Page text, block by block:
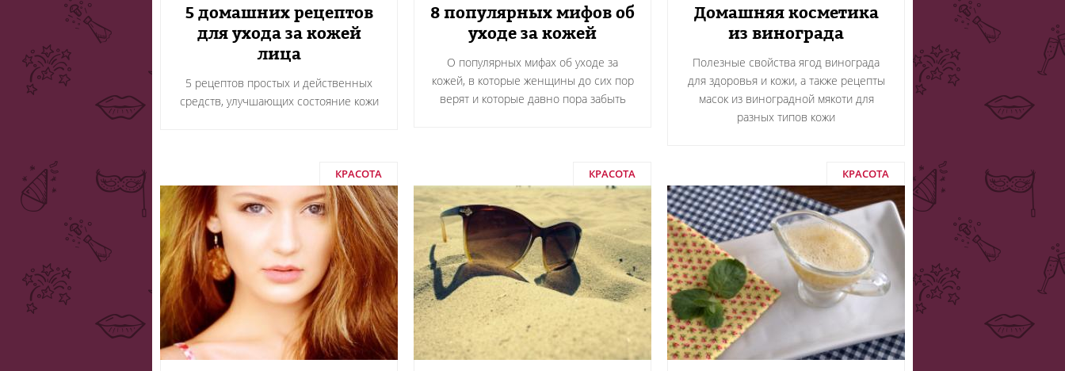
5 домашних рецептов
для ухода за кожей
лица
5 рецептов простых и действенных
средств, улучшающих состояние кожи
8 популярных мифов об
уходе за кожей
О популярных мифах об уходе за
кожей, в которые женщины до сих пор
верят и которые давно пора забыть
Домашняя косметика
из винограда
Полезные свойства ягод винограда
для здоровья и кожи, а также рецепты
масок из виноградной мякоти для
разных типов кожи
КРАСОТА КРАСОТА КРАСОТА